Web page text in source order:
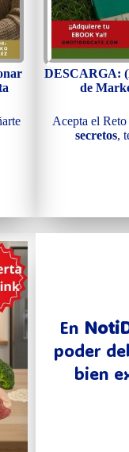
DESCARGA:
de
Acepta el Reto
secretos,
En
poder
bien